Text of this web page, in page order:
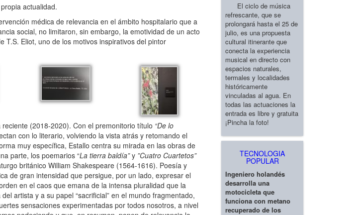
actualidad.
médica de relevancia en el ámbito hospitalario que a
social, no limitaron, sin embargo, la emotividad de un acto
T.S. Eliot, uno de los motivos inspirativos del pintor
(2018-2020). Con el premonitorio título “De lo
con lo literario, volviendo la vista atrás y retomando el
muy específica, Estallo centra su mirada en las obras de
parte, los poemarios “La tierra baldía”y ”Cuatro Cuartetos”
británico William Shakespeare (1564-1616). Poesía y
de gran intensidad que persigue, por un lado, expresar el
en el caos que emana de la intensa pluralidad que la
artista y a su papel “sacrificial” en el mundo fragmentado,
sensaciones experimentadas por todos nosotros, a nivel
El ciclo de música
refrescante, que se
prolongará hasta el 25 de
julio, es una propuesta
cultural itinerante que
conecta la experiencia
musical en directo con
espacios naturales,
termales y localidades
históricamente
vinculadas al agua. En
todas las actuaciones la
entrada es libre y gratuita
¡Pincha la foto!
TECNOLOGIA
POPULAR
Ingeniero holandés
desarrolla una
motocicleta que
funciona con metano
recuperado de los